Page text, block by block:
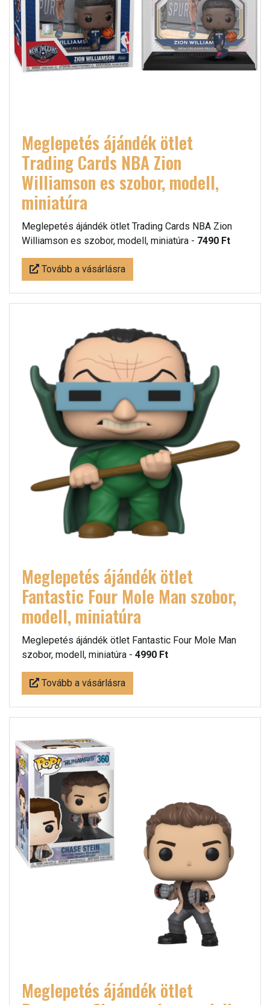
Meglepetés ájándék ötlet
Trading Cards NBA Zion
Williamson es szobor, modell,
miniatúra
Meglepetés ájándék ötlet Trading Cards NBA Zion
Williamson es szobor, modell, miniatúra - 7490 Ft
Tovább a vásárlásra
Meglepetés ájándék ötlet
Fantastic Four Mole Man szobor,
modell, miniatúra
Meglepetés ájándék ötlet Fantastic Four Mole Man
szobor, modell, miniatúra - 4990 Ft
Tovább a vásárlásra
Meglepetés ájándék ötlet